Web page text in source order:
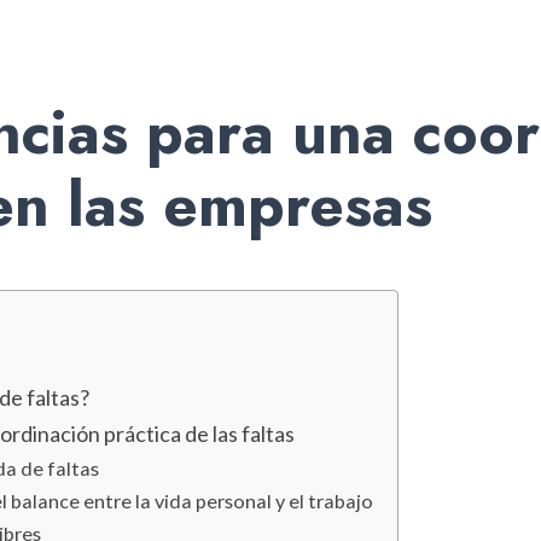
para una
las empresas
faltas?
práctica de las faltas
de faltas
balance entre la vida personal y el trabajo